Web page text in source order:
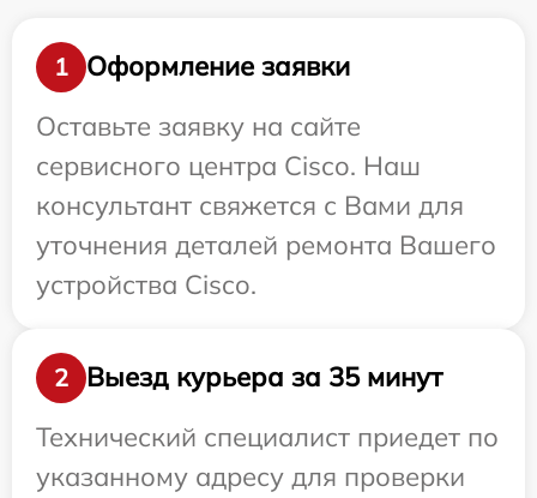
1
Оформление заявки
Оставьте заявку на сайте
сервисного центра Cisco. Наш
консультант свяжется с Вами для
уточнения деталей ремонта Вашего
устройства Cisco.
2
Выезд курьера за 35 минут
Технический специалист приедет по
указанному адресу для проверки